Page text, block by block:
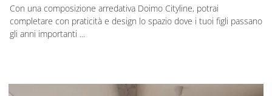
Con una composizione arredativa Doimo Cityline, potrai
completare con praticità e design lo spazio dove i tuoi figli passano
gli anni importanti ...